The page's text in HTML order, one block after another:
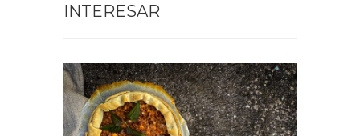
INTERESAR